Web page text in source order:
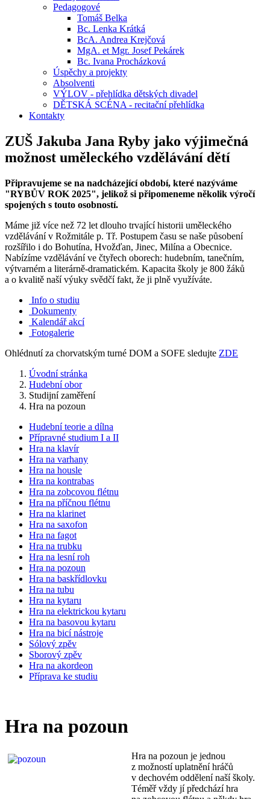
Pedagogové
Tomáš Belka
Bc. Lenka Krátká
BcA. Andrea Krejčová
MgA. et Mgr. Josef Pekárek
Bc. Ivana Procházková
Úspěchy a projekty
Absolventi
VÝLOV - přehlídka dětských divadel
DĚTSKÁ SCÉNA - recitační přehlídka
Kontakty
ZUŠ Jakuba Jana Ryby jako výjimečná
možnost uměleckého vzdělávání dětí
Připravujeme se na nadcházející období, které nazýváme
"RYBŮV ROK 2025", jelikož si připomeneme několik výročí
spojených s touto osobností.
Máme již více než 72 let dlouho trvající historii uměleckého
vzdělávání v Rožmitále p. Tř. Postupem času se naše působení
rozšířilo i do Bohutína, Hvožďan, Jinec, Milína a Obecnice.
Nabízíme vzdělávání ve čtyřech oborech: hudebním, tanečním,
výtvarném a literárně-dramatickém. Kapacita školy je 800 žáků
a o kvalitě naší výuky svědčí fakt, že ji plně využíváte.
Info o studiu
Dokumenty
Kalendář akcí
Fotogalerie
Ohlédnutí za chorvatským turné DOM a SOFE sledujte ZDE
Úvodní stránka
Hudební obor
Studijní zaměření
Hra na pozoun
Hudební teorie a dílna
Přípravné studium I a II
Hra na klavír
Hra na varhany
Hra na housle
Hra na kontrabas
Hra na zobcovou flétnu
Hra na příčnou flétnu
Hra na klarinet
Hra na saxofon
Hra na fagot
Hra na trubku
Hra na lesní roh
Hra na pozoun
Hra na baskřídlovku
Hra na tubu
Hra na kytaru
Hra na elektrickou kytaru
Hra na basovou kytaru
Hra na bicí nástroje
Sólový zpěv
Sborový zpěv
Hra na akordeon
Příprava ke studiu
Hra na pozoun
Hra na pozoun je jednou
z možností uplatnění hráčů
v dechovém oddělení naší školy.
Téměř vždy jí předchází hra